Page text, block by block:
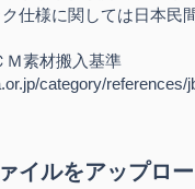
仕様に関しては日本民
Ｍ素材搬入基準
category/references/
イルをアップロ